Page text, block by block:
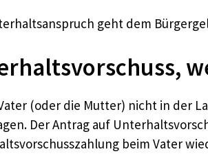
geht dem
(oder die Mutter) nicht in der
Der Antrag auf
beim Vater